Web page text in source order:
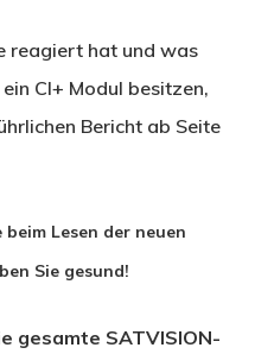
reagiert hat und was
CI+ Modul besitzen,
Bericht ab Seite
Lesen der neuen
Sie gesund!
gesamte SATVISION-